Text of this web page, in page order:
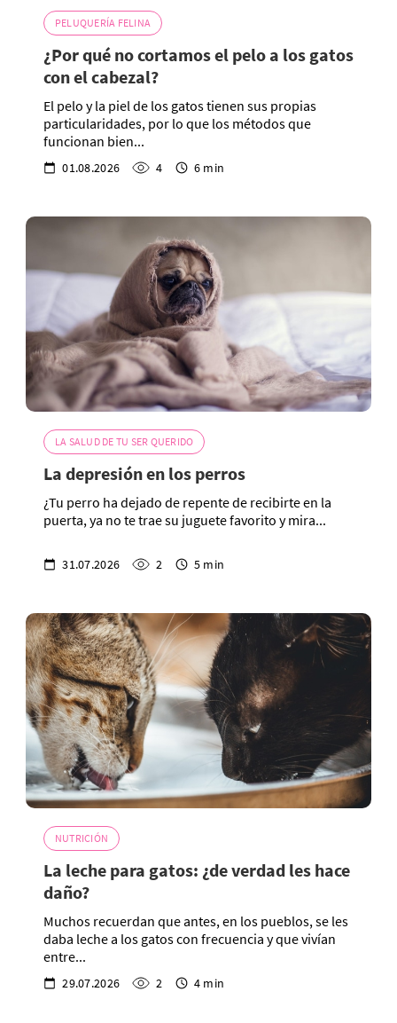
PELUQUERÍA FELINA
¿Por qué no cortamos el pelo a los gatos
con el cabezal?
El pelo y la piel de los gatos tienen sus propias
particularidades, por lo que los métodos que
funcionan bien...
01.08.2026 4 6 min
LA SALUD DE TU SER QUERIDO
La depresión en los perros
¿Tu perro ha dejado de repente de recibirte en la
puerta, ya no te trae su juguete favorito y mira...
31.07.2026 2 5 min
NUTRICIÓN
La leche para gatos: ¿de verdad les hace
daño?
Muchos recuerdan que antes, en los pueblos, se les
daba leche a los gatos con frecuencia y que vivían
entre...
29.07.2026 2 4 min